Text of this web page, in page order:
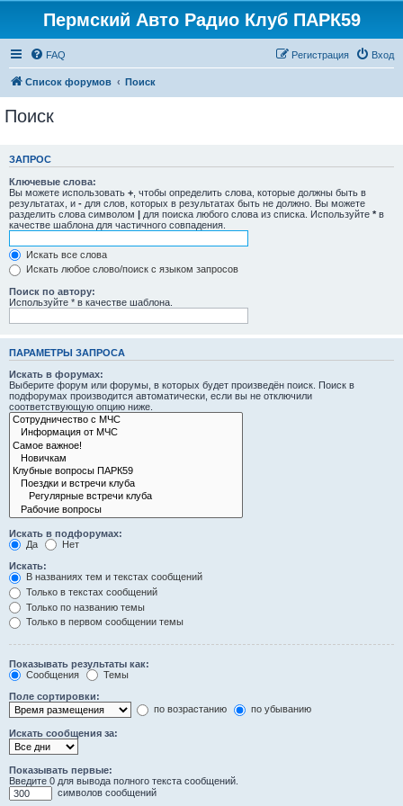
Пермский Авто Радио Клуб ПАРК59
FAQ Вход
Регистрация
Список форумов Поиск
Поиск
ЗАПРОС
Ключевые слова:
Вы можете использовать + , чтобы определить слова, которые должны быть в
результатах, и - для слов, которых в результатах быть не должно. Вы можете
разделить слова символом | для поиска любого слова из списка. Используйте * в
качестве шаблона для частичного совпадения.
Искать все слова
Искать любое слово/поиск с языком запросов
Поиск по автору:
Используйте * в качестве шаблона.
ПАРАМЕТРЫ ЗАПРОСА
Искать в форумах:
Выберите форум или форумы, в которых будет произведён поиск. Поиск в
подфорумах производится автоматически, если вы не отключили
соответствующую опцию ниже.
Искать в подфорумах:
Да
Нет
Искать:
В названиях тем и текстах сообщений
Только в текстах сообщений
Только по названию темы
Только в первом сообщении темы
Показывать результаты как:
Сообщения
Темы
Поле сортировки:
по возрастанию
по убыванию
Искать сообщения за:
Показывать первые:
Введите 0 для вывода полного текста сообщений.
символов сообщений